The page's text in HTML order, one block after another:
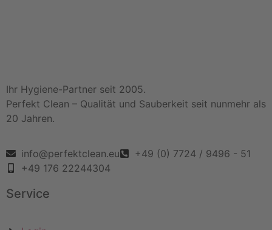
Ihr Hygiene-Partner seit 2005.
Perfekt Clean – Qualität und Sauberkeit seit nunmehr als
20 Jahren.
info@perfektclean.eu
+49 (0) 7724 / 9496 - 51
+49 176 22244304
Service